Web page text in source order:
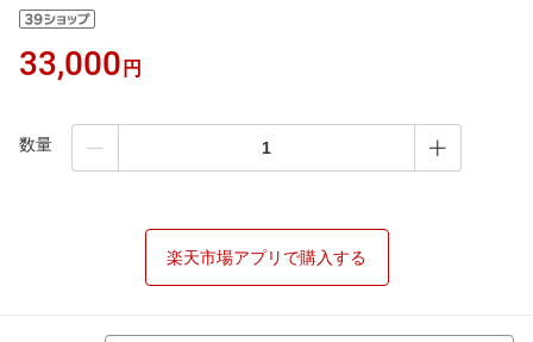
33,000 円
数量
楽天市場アプリで購入する